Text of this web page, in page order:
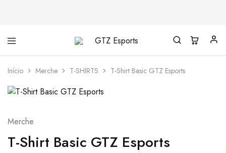
Esports
Início Merche T-SHIRTS T-Shirt Basic GTZ Esports
Merche
T-Shirt Basic GTZ Esports